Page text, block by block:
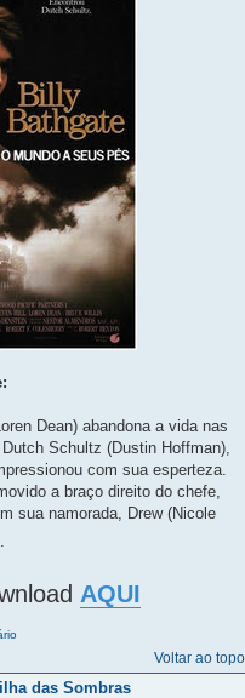
Dean) abandona a vida nas
Schultz (Dustin Hoffman),
com sua esperteza.
a braço direito do chefe,
sua namorada, Drew (Nicole
AQUI
Voltar ao topo
das Sombras